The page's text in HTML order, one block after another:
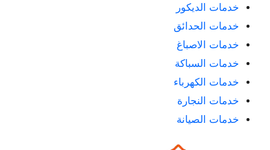
خدمات الديكور
خدمات الحدائق
خدمات الاصباغ
خدمات السباكة
خدمات الكهرباء
خدمات النجارة
خدمات الصيانة